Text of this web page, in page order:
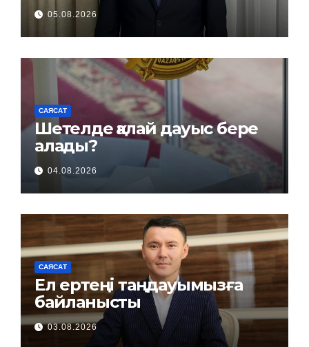
05.08.2026
САЯСАТ
Шетелде қалай дауыс бере
алады?
04.08.2026
САЯСАТ
Ел ертеңі таңдауымызға
байланысты
03.08.2026